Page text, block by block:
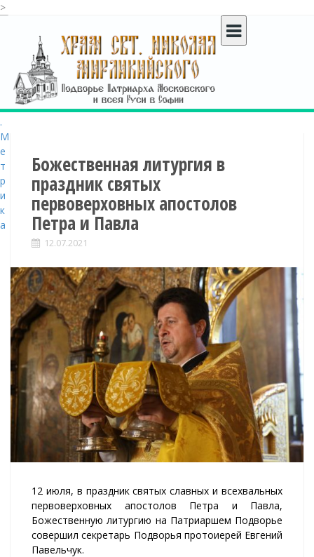
>
c
o
n
t
e
n
t
Божественная литургия в
праздник святых
первоверховных апостолов
Петра и Павла
12.07.2021
12 июля, в праздник святых славных и всехвальных
первоверховных апостолов Петра и Павла,
Божественную литургию на Патриаршем Подворье
совершил секретарь Подворья протоиерей Евгений
Павельчук.